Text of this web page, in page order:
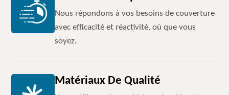
Nous répondons à vos besoins de couverture
avec efficacité et réactivité, où que vous
soyez.
Matériaux De Qualité